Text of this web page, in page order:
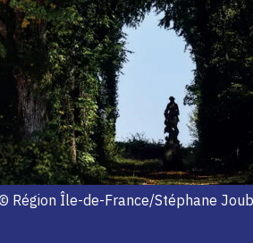
Région Île-de-France/Stéphane